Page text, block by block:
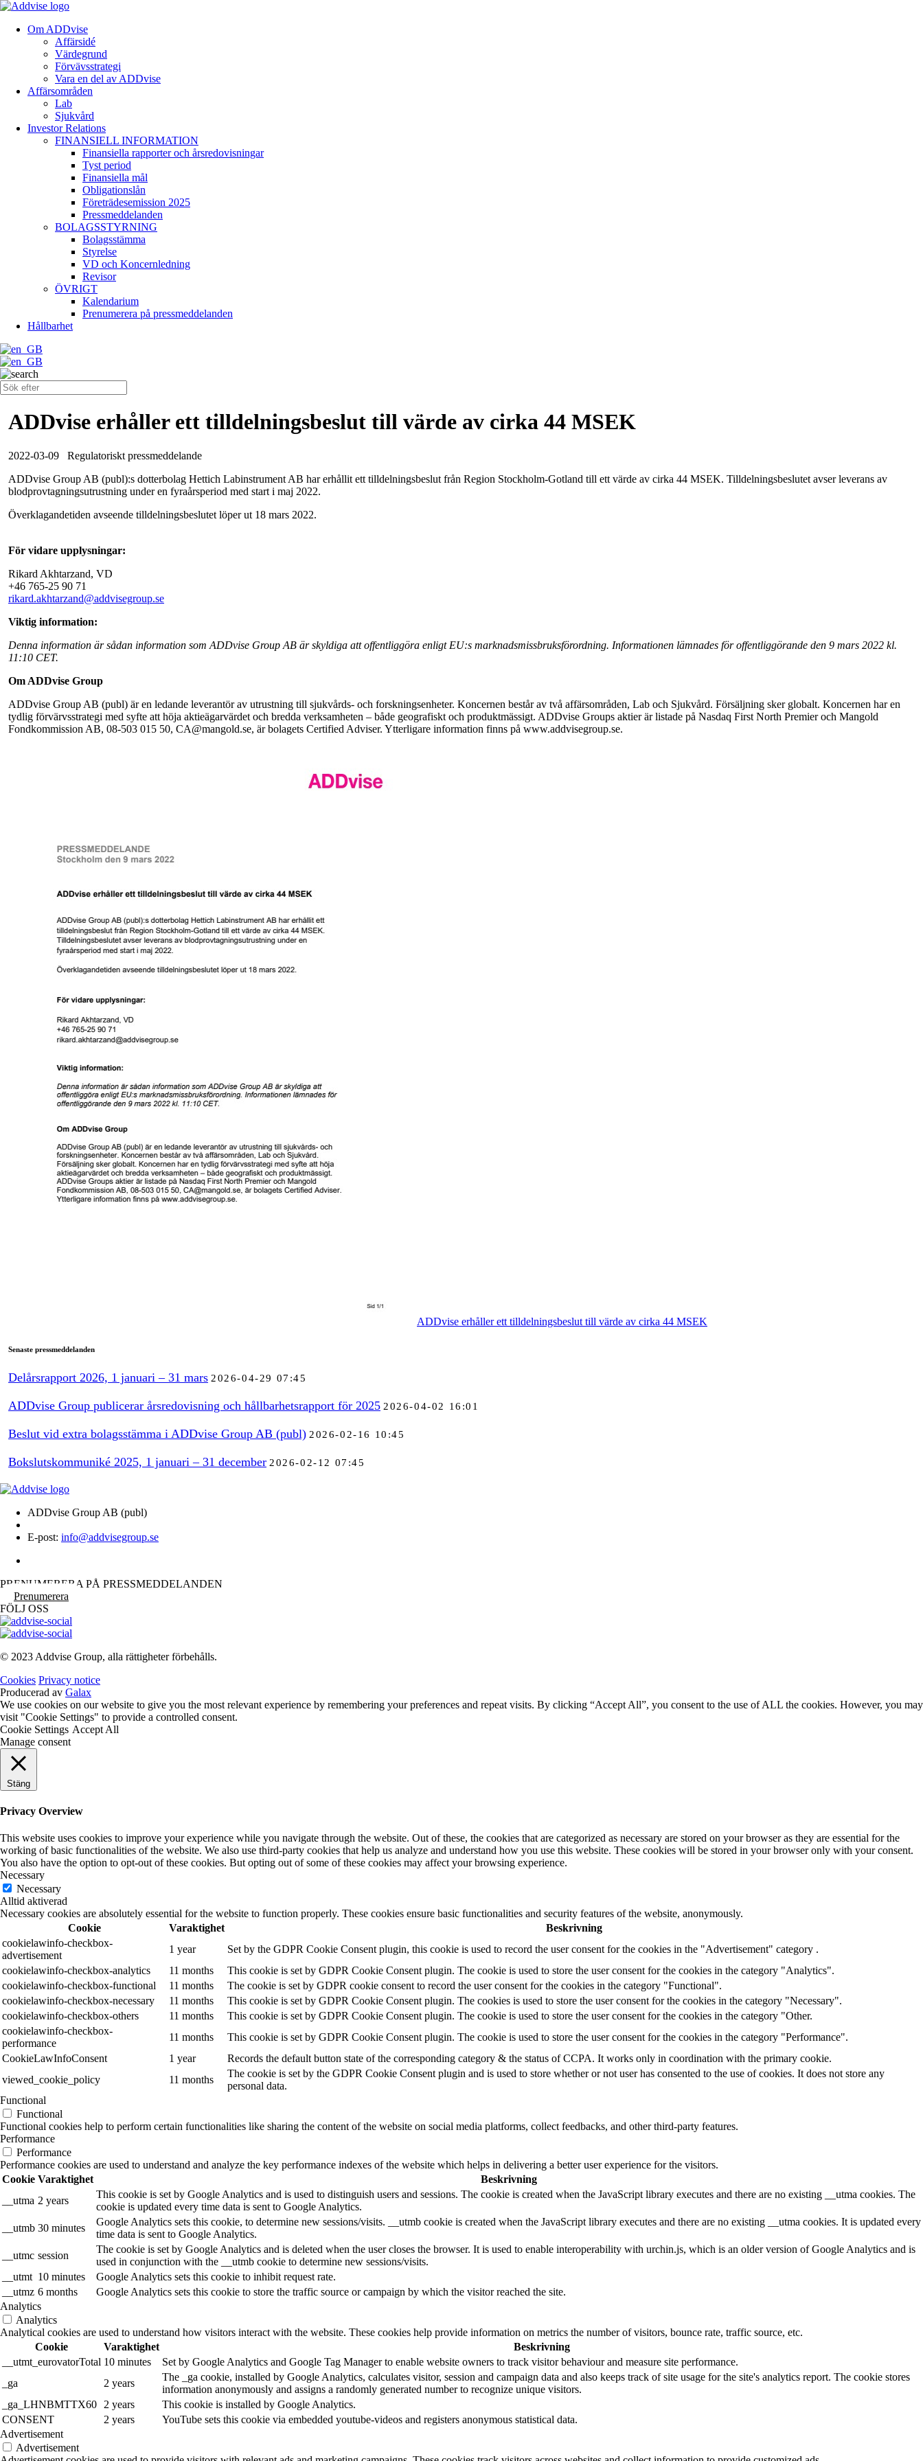
Om ADDvise
Affärsidé
Värdegrund
Förvävsstrategi
Vara en del av ADDvise
Affärsområden
Lab
Sjukvård
Investor Relations
FINANSIELL INFORMATION
Finansiella rapporter och årsredovisningar
Tyst period
Finansiella mål
Obligationslån
Företrädesemission 2025
Pressmeddelanden
BOLAGSSTYRNING
Bolagsstämma
Styrelse
VD och Koncernledning
Revisor
ÖVRIGT
Kalendarium
Prenumerera på pressmeddelanden
Hållbarhet
ADDvise erhåller ett tilldelningsbeslut till värde av cirka 44 MSEK
2022-03-09
Regulatoriskt pressmeddelande
ADDvise Group AB (publ):s dotterbolag Hettich Labinstrument AB har erhållit ett tilldelningsbeslut från Region Stockholm-Gotland till ett värde av cirka 44 MSEK. Tilldelningsbeslutet avser leverans av
blodprovtagningsutrustning under en fyraårsperiod med start i maj 2022.
Överklagandetiden avseende tilldelningsbeslutet löper ut 18 mars 2022.
För vidare upplysningar:
Rikard Akhtarzand, VD
+46 765-25 90 71
rikard.akhtarzand@addvisegroup.se
Viktig information:
Denna information är sådan information som ADDvise Group AB är skyldiga att offentliggöra enligt EU:s marknadsmissbruksförordning. Informationen lämnades för offentliggörande den 9 mars 2022 kl.
11:10 CET.
Om ADDvise Group
ADDvise Group AB (publ) är en ledande leverantör av utrustning till sjukvårds- och forskningsenheter. Koncernen består av två affärsområden, Lab och Sjukvård. Försäljning sker globalt. Koncernen har en
tydlig förvärvsstrategi med syfte att höja aktieägarvärdet och bredda verksamheten – både geografiskt och produktmässigt. ADDvise Groups aktier är listade på Nasdaq First North Premier och Mangold
Fondkommission AB, 08-503 015 50, CA@mangold.se, är bolagets Certified Adviser. Ytterligare information finns på www.addvisegroup.se.
ADDvise erhåller ett tilldelningsbeslut till värde av cirka 44 MSEK
Senaste pressmeddelanden
Delårsrapport 2026, 1 januari – 31 mars 2026-04-29 07:45
ADDvise Group publicerar årsredovisning och hållbarhetsrapport för 2025 2026-04-02 16:01
Beslut vid extra bolagsstämma i ADDvise Group AB (publ) 2026-02-16 10:45
Bokslutskommuniké 2025, 1 januari – 31 december 2026-02-12 07:45
ADDvise Group AB (publ)
E-post: info@addvisegroup.se
PRENUMERERA PÅ PRESSMEDDELANDEN
Prenumerera
FÖLJ OSS
© 2023 Addvise Group, alla rättigheter förbehålls.
Cookies Privacy notice
Producerad av Galax
We use cookies on our website to give you the most relevant experience by remembering your preferences and repeat visits. By clicking “Accept All”, you consent to the use of ALL the cookies. However, you may
visit "Cookie Settings" to provide a controlled consent.
Cookie Settings Accept All
Manage consent
Stäng
Privacy Overview
This website uses cookies to improve your experience while you navigate through the website. Out of these, the cookies that are categorized as necessary are stored on your browser as they are essential for the
working of basic functionalities of the website. We also use third-party cookies that help us analyze and understand how you use this website. These cookies will be stored in your browser only with your consent.
You also have the option to opt-out of these cookies. But opting out of some of these cookies may affect your browsing experience.
Necessary
Necessary
Alltid aktiverad
Necessary cookies are absolutely essential for the website to function properly. These cookies ensure basic functionalities and security features of the website, anonymously.
Cookie
Varaktighet
Beskrivning
cookielawinfo-checkbox-
advertisement
1 year
Set by the GDPR Cookie Consent plugin, this cookie is used to record the user consent for the cookies in the "Advertisement" category .
cookielawinfo-checkbox-analytics
11 months
This cookie is set by GDPR Cookie Consent plugin. The cookie is used to store the user consent for the cookies in the category "Analytics".
cookielawinfo-checkbox-functional
11 months
The cookie is set by GDPR cookie consent to record the user consent for the cookies in the category "Functional".
cookielawinfo-checkbox-necessary
11 months
This cookie is set by GDPR Cookie Consent plugin. The cookies is used to store the user consent for the cookies in the category "Necessary".
cookielawinfo-checkbox-others
11 months
This cookie is set by GDPR Cookie Consent plugin. The cookie is used to store the user consent for the cookies in the category "Other.
cookielawinfo-checkbox-
performance
11 months
This cookie is set by GDPR Cookie Consent plugin. The cookie is used to store the user consent for the cookies in the category "Performance".
CookieLawInfoConsent
1 year
Records the default button state of the corresponding category & the status of CCPA. It works only in coordination with the primary cookie.
viewed_cookie_policy
11 months
The cookie is set by the GDPR Cookie Consent plugin and is used to store whether or not user has consented to the use of cookies. It does not store any
personal data.
Functional
Functional
Functional cookies help to perform certain functionalities like sharing the content of the website on social media platforms, collect feedbacks, and other third-party features.
Performance
Performance
Performance cookies are used to understand and analyze the key performance indexes of the website which helps in delivering a better user experience for the visitors.
Cookie Varaktighet
Beskrivning
__utma 2 years
This cookie is set by Google Analytics and is used to distinguish users and sessions. The cookie is created when the JavaScript library executes and there are no existing __utma cookies. The
cookie is updated every time data is sent to Google Analytics.
__utmb 30 minutes
Google Analytics sets this cookie, to determine new sessions/visits. __utmb cookie is created when the JavaScript library executes and there are no existing __utma cookies. It is updated every
time data is sent to Google Analytics.
__utmc session
The cookie is set by Google Analytics and is deleted when the user closes the browser. It is used to enable interoperability with urchin.js, which is an older version of Google Analytics and is
used in conjunction with the __utmb cookie to determine new sessions/visits.
__utmt 10 minutes
Google Analytics sets this cookie to inhibit request rate.
__utmz 6 months
Google Analytics sets this cookie to store the traffic source or campaign by which the visitor reached the site.
Analytics
Analytics
Analytical cookies are used to understand how visitors interact with the website. These cookies help provide information on metrics the number of visitors, bounce rate, traffic source, etc.
Cookie
Varaktighet
Beskrivning
__utmt_eurovatorTotal 10 minutes
Set by Google Analytics and Google Tag Manager to enable website owners to track visitor behaviour and measure site performance.
_ga
2 years
The _ga cookie, installed by Google Analytics, calculates visitor, session and campaign data and also keeps track of site usage for the site's analytics report. The cookie stores
information anonymously and assigns a randomly generated number to recognize unique visitors.
_ga_LHNBMTTX60
2 years
This cookie is installed by Google Analytics.
CONSENT
2 years
YouTube sets this cookie via embedded youtube-videos and registers anonymous statistical data.
Advertisement
Advertisement